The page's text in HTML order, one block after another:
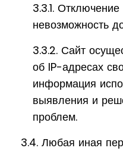
3.3.1.
невозможность
3.3.2. Сайт
об IP-адресах
информация
выявления и
проблем.
3.4. Любая иная